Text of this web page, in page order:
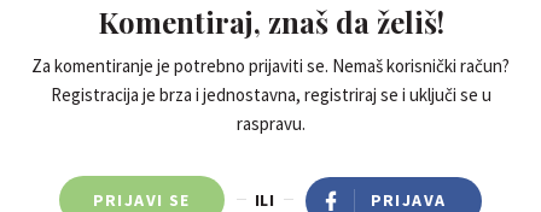
Komentiraj, znaš da želiš!
Za komentiranje je potrebno prijaviti se. Nemaš korisnički račun?
Registracija je brza i jednostavna, registriraj se i uključi se u
raspravu.
PRIJAVI SE ILI PRIJAVA